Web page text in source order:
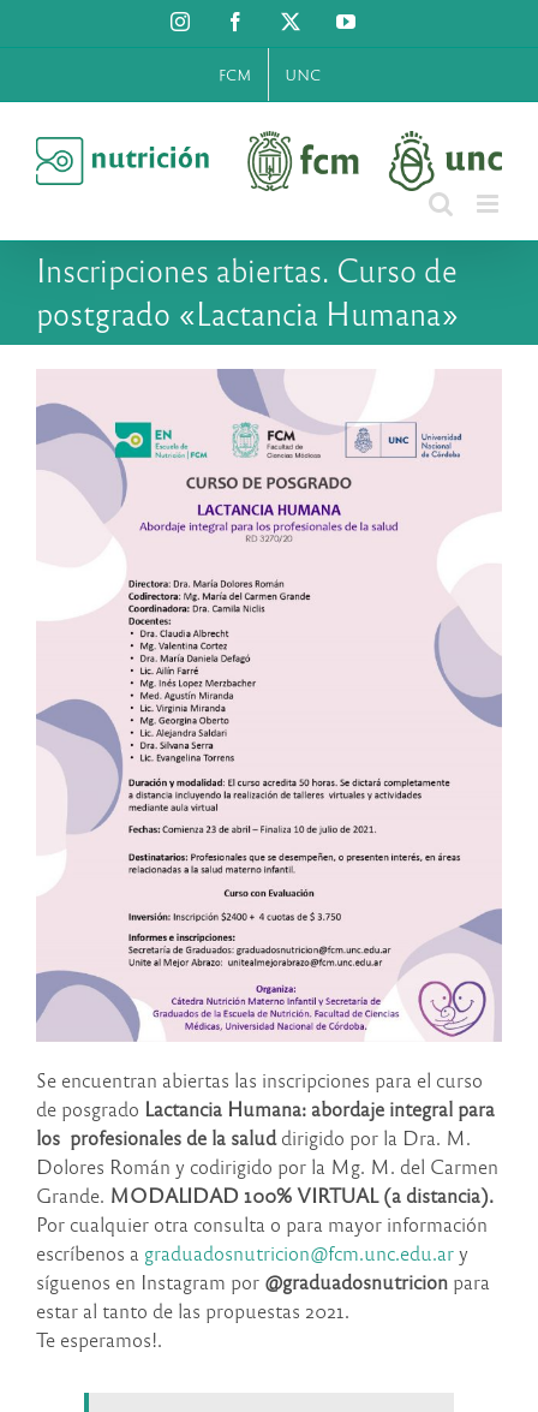
al
InstagramFacebook YouTube
FCM UNC
Inscripciones abiertas. Curso de
postgrado «Lactancia Humana»
Se encuentran abiertas las inscripciones para el curso
de posgrado Lactancia Humana: abordaje integral para
los profesionales de la saluddirigido por la Dra. M.
Dolores Román y codirigido por la Mg. M. del Carmen
Grande. MODALIDAD 100% VIRTUAL(a distancia).
Por cualquier otra consulta o para mayor información
escríbenos a graduadosnutricion@fcm.unc.edu.ary
síguenos en Instagram por @graduadosnutricionpara
estar al tanto de las propuestas 2021.
Te esperamos!.